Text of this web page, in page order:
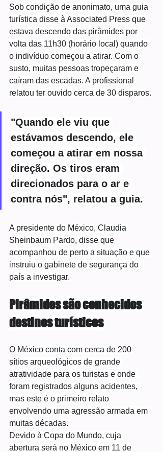
Sob condição de anonimato, uma guia
turística disse à Associated Press que
estava descendo das pirâmides por
volta das 11h30 (horário local) quando
o indivíduo começou a atirar. Com o
susto, muitas pessoas tropeçaram e
caíram das escadas. A profissional
relatou ter ouvido cerca de 30 disparos.
"Quando ele viu que
estávamos descendo, ele
começou a atirar em nossa
direção. Os tiros eram
direcionados para o ar e
contra nós", relatou a guia.
A presidente do México, Claudia
Sheinbaum Pardo, disse que
acompanhou de perto a situação e que
instruiu o gabinete de segurança do
país a investigar.
Pirâmides são conhecidos
destinos turísticos
O México conta com cerca de 200
sítios arqueológicos de grande
atratividade para os turistas e onde
foram registrados alguns acidentes,
mas este é o primeiro relato
envolvendo uma agressão armada em
muitas décadas.
Devido à Copa do Mundo, cuja
abertura será no México em 11 de